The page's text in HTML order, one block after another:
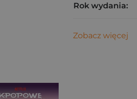
Rok wydania:
Zobacz więcej